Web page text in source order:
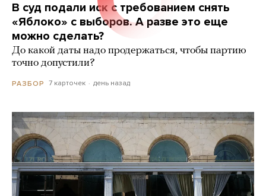
В суд подали иск с требованием снять
«Яблоко» с выборов. А разве это еще
можно сделать?
До какой даты надо продержаться, чтобы партию
точно допустили?
РАЗБОР 7 карточек день назад